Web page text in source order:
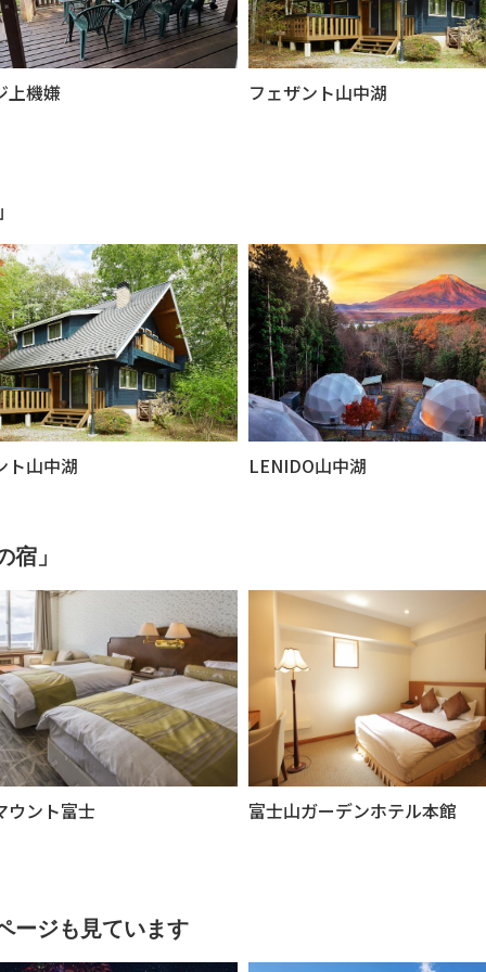
上機嫌 フェザント山中湖
ト山中湖 LENIDO山中湖
」
ウント富士 富士山ガーデンホテル本館
ージも見ています